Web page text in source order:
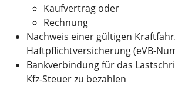
Kaufvertrag oder
Rechnung
Nachweis einer gültigen
Haftpflichtversicherung (eVB-
Bankverbindung für das
Kfz-Steuer zu bezahlen